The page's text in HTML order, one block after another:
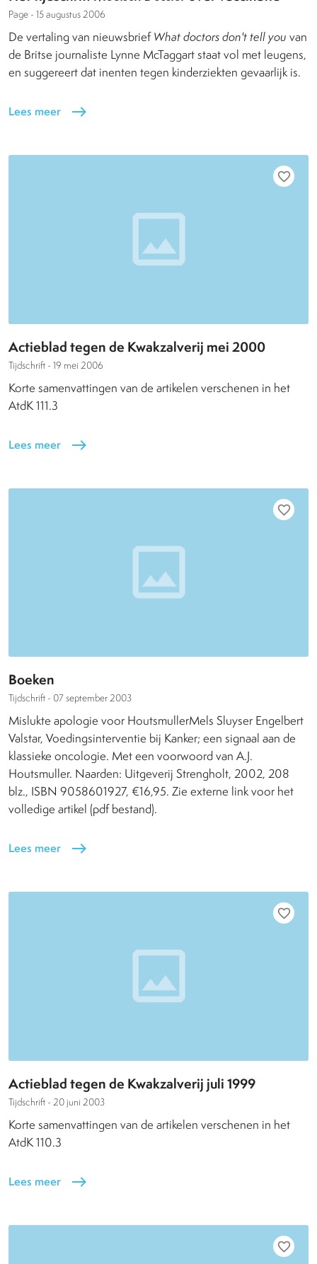
Page - 15 augustus 2006
De vertaling van nieuwsbriefWhat doctors don't tell you van
de Britse journaliste Lynne McTaggart staat vol met leugens,
en suggereert dat inenten tegen kinderziekten gevaarlijk is.
Lees meer east
favorite_border
Actieblad tegen de Kwakzalverij mei 2000
Tijdschrift - 19 mei 2006
Korte samenvattingen van de artikelen verschenen in het
AtdK 111.3
Lees meer east
favorite_border
Boeken
Tijdschrift - 07 september 2003
Mislukte apologie voor HoutsmullerMels Sluyser Engelbert
Valstar, Voedingsinterventie bij Kanker; een signaal aan de
klassieke oncologie. Met een voorwoord van A.J.
Houtsmuller. Naarden: Uitgeverij Strengholt, 2002, 208
blz., ISBN 9058601927, €16,95. Zie externe link voor het
volledige artikel (pdf bestand).
Lees meer east
favorite_border
Actieblad tegen de Kwakzalverij juli 1999
Tijdschrift - 20 juni 2003
Korte samenvattingen van de artikelen verschenen in het
AtdK 110.3
Lees meer east
favorite_border